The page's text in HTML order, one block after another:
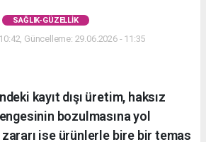
SAĞLIK-GÜZELLIK
Güncelleme: 29.06.2026 - 11:35
kayıt dışı üretim, haksız
bozulmasına yol
ise ürünlerle bire bir temas